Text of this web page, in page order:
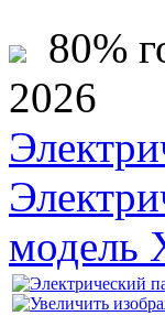
80%
2026
модель